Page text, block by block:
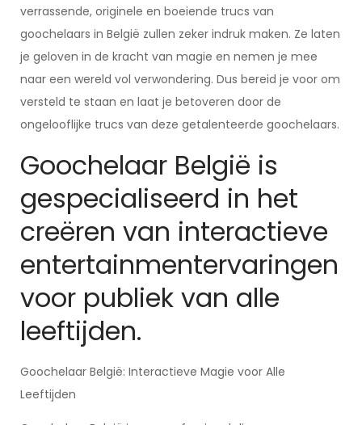
verrassende, originele en boeiende trucs van
goochelaars in België zullen zeker indruk maken. Ze laten
je geloven in de kracht van magie en nemen je mee
naar een wereld vol verwondering. Dus bereid je voor om
versteld te staan en laat je betoveren door de
ongelooflijke trucs van deze getalenteerde goochelaars.
Goochelaar België is
gespecialiseerd in het
creëren van interactieve
entertainmentervaringen
voor publiek van alle
leeftijden.
Goochelaar België: Interactieve Magie voor Alle
Leeftijden